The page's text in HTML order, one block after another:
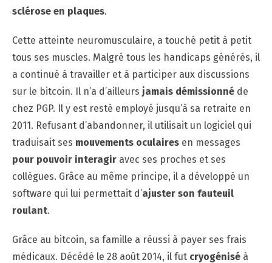
sclérose en plaques.
Cette atteinte neuromusculaire, a touché petit à petit
tous ses muscles. Malgré tous les handicaps générés, il
a continué à travailler et à participer aux discussions
sur le bitcoin. Il n’a d’ailleurs jamais démissionné de
chez PGP. Il y est resté employé jusqu’à sa retraite en
2011. Refusant d’abandonner, il utilisait un logiciel qui
traduisait ses mouvements oculaires en messages
pour pouvoir interagir avec ses proches et ses
collègues. Grâce au même principe, il a développé un
software qui lui permettait d’ajuster son fauteuil
roulant.
Grâce au bitcoin, sa famille a réussi à payer ses frais
médicaux. Décédé le 28 août 2014, il fut cryogénisé à